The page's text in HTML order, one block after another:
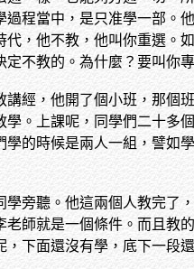
程當中，是只准學一部。
，他不教，他叫你重選。
不教的。為什麼？要叫你
經，他開了個小班，那個
。上課呢，同學們二十多
的時候是兩人一組，譬如
旁聽。他這兩個人教完了
師就是一個條件。而且教
下面還沒有學，底下一段